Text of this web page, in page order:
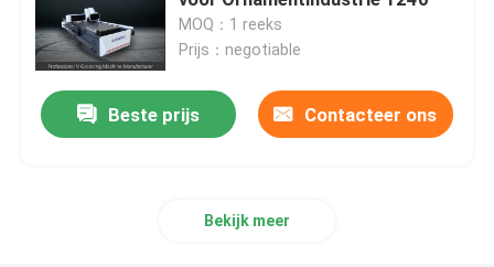
Bladmetaal die Machine groeven
V Groover-Machine
MOQ：1 reeks
Prijs：negotiable
Beste prijs Contacteer ons
Bekijk meer